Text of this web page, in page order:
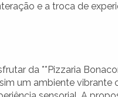
e a troca de
da **Pizzaria
um ambiente vibrante